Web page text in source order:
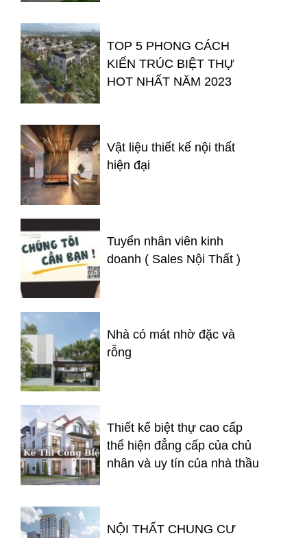
TOP 5 PHONG CÁCH
KIẾN TRÚC BIỆT THỰ
HOT NHẤT NĂM 2023
Vật liệu thiết kế nội thất
hiện đại
Tuyển nhân viên kinh
doanh ( Sales Nội Thất )
Nhà có mát nhờ đặc và
rỗng
Thiết kế biệt thự cao cấp
thể hiện đẳng cấp của chủ
nhân và uy tín của nhà thầu
NỘI THẤT CHUNG CƯ